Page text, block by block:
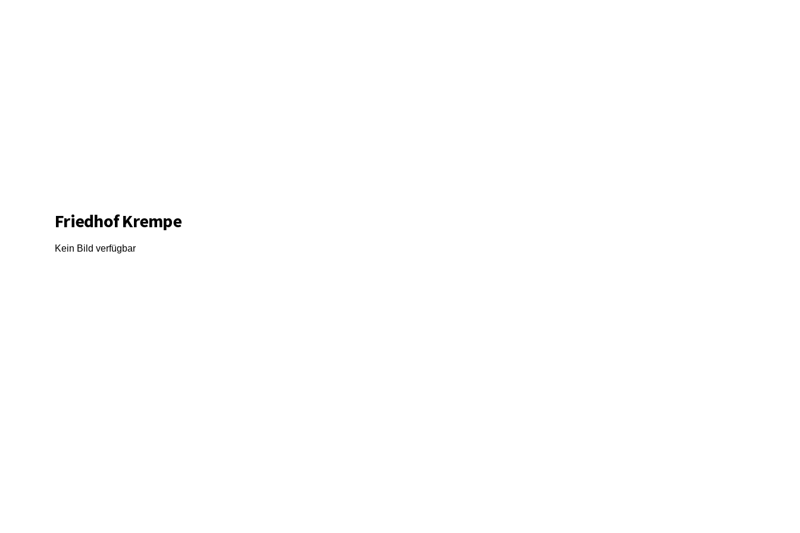
Friedhof Krempe
Kein Bild verfügbar